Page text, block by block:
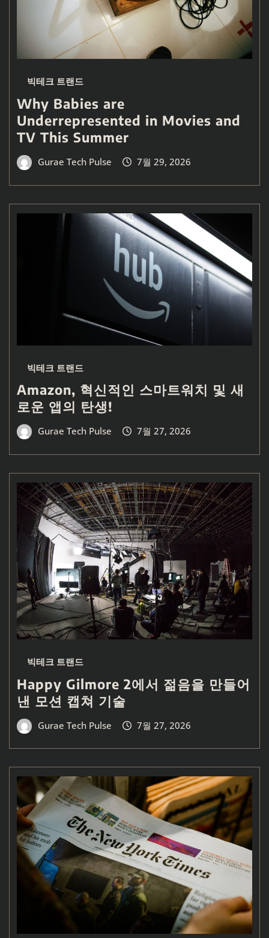
빅테크 트랜드
Why Babies are
Underrepresented in Movies and
TV This Summer
Gurae Tech Pulse 7월 29, 2026
빅테크 트랜드
Amazon, 혁신적인 스마트워치 및 새
로운 앱의 탄생!
Gurae Tech Pulse 7월 27, 2026
빅테크 트랜드
Happy Gilmore 2에서 젊음을 만들어
낸 모션 캡쳐 기술
Gurae Tech Pulse 7월 27, 2026